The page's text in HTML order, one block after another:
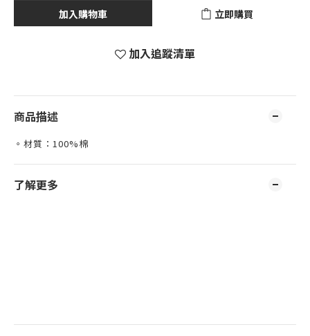
加入購物車 立即購買
加入追蹤清單
商品描述
。材質：100%棉
了解更多